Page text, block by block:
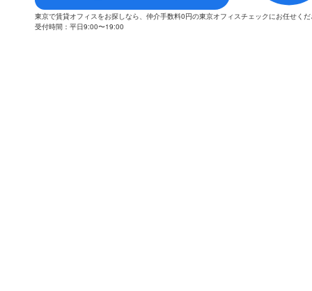
東京で賃貸オフィスをお探しなら、仲介手数料0円の東京オフィスチェックにお任せく
受付時間：平日9:00〜19:00